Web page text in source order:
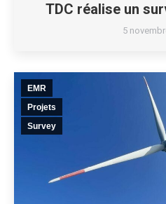
TDC réalise un
5
EMR
Projets
Survey